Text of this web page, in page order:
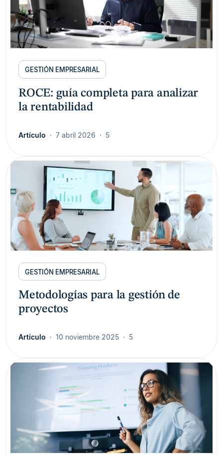
GESTIÓN EMPRESARIAL
ROCE: guía completa para analizar
la rentabilidad
Artículo 7 abril 2026 5
GESTIÓN EMPRESARIAL
Metodologías para la gestión de
proyectos
Artículo 10 noviembre 2025 5